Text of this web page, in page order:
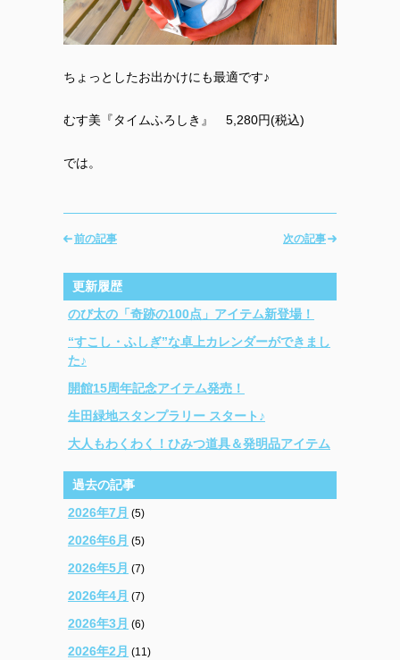
ちょっとしたお出かけにも最適です♪
むす美『タイムふろしき』 5,280円(税込)
では。
次の記事
前の記事
更新履歴
のび太の「奇跡の100点」アイテム新登場！
“すこし・ふしぎ”な卓上カレンダーができまし
た♪
開館15周年記念アイテム発売！
生田緑地スタンプラリー スタート♪
大人もわくわく！ひみつ道具＆発明品アイテム
過去の記事
2026年7月 (5)
2026年6月 (5)
2026年5月 (7)
2026年4月 (7)
2026年3月 (6)
2026年2月 (11)